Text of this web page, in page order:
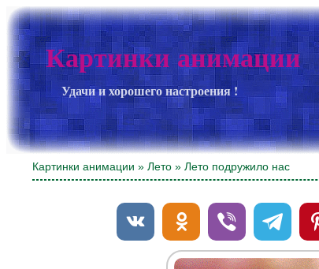
Картинки анимации
Удачи и хорошего настроения !
Картинки анимации »Лето » Лето подружило нас